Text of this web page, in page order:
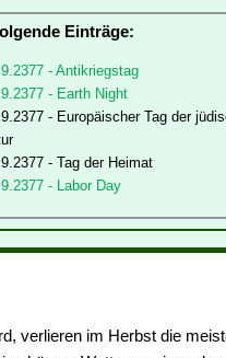
Einträge:
- Antikriegstag
- Earth Night
- Europäischer Tag der
- Tag der Heimat
- Labor Day
verlieren im Herbst die